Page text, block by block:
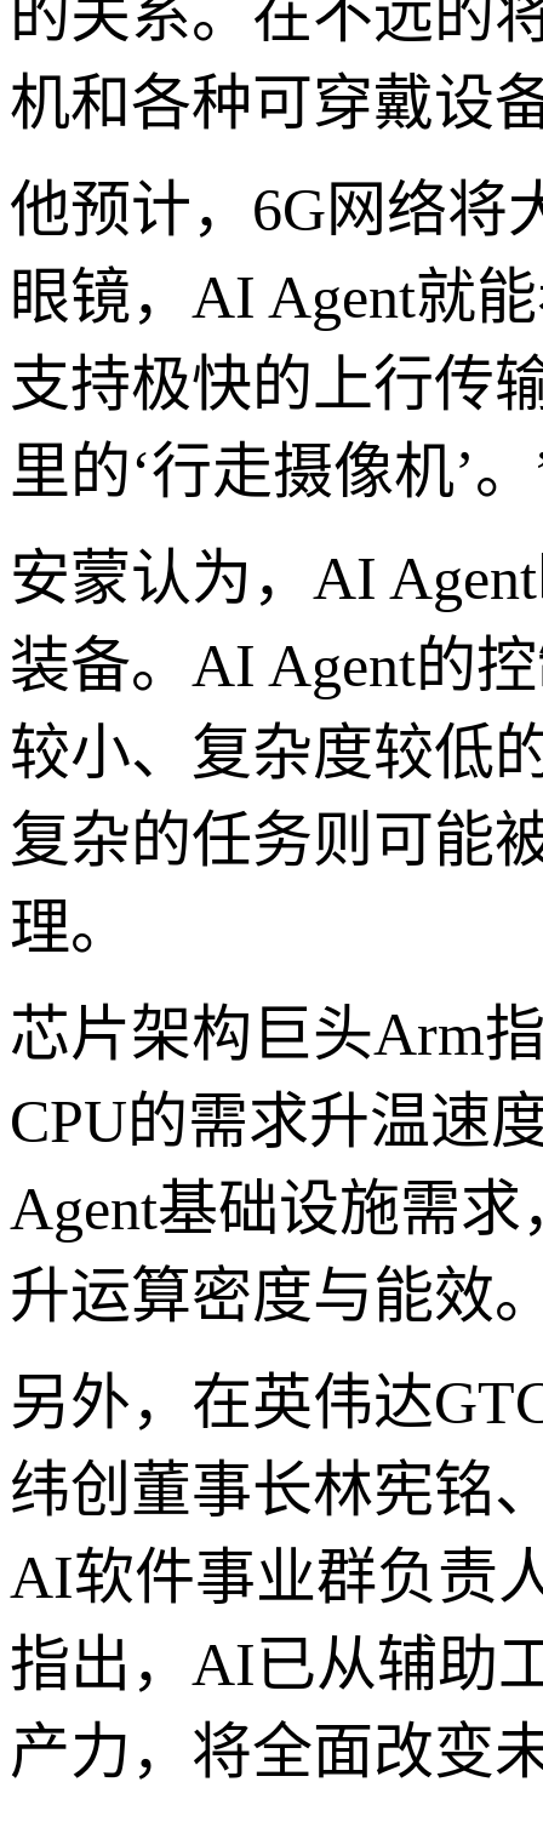
的关系。在不远的
机和各种可穿戴设
他预计，6G网络将
眼镜，AI Agent就
支持极快的上行传
里的‘行走摄像机’
安蒙认为，AI
装备。AI Agent的
较小、复杂度较低
复杂的任务则可能
理。
芯片架构巨头Arm
CPU的需求升温速
Agent基础设施需
升运算密度与能效
另外，在英伟达
纬创董事长林宪铭
AI软件事业群负责
指出，AI已从辅助
产力，将全面改变